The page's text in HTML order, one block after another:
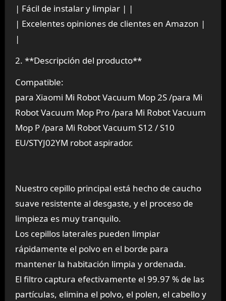
| Fácil de instalar y limpiar | |
| Excelentes opiniones de clientes en Amazon |
|
2. **Descripción del producto**
Compatible:
para Xiaomi Mi Robot Vacuum Mop 2S /para Mi
Robot Vacuum Mop Pro /para Mi Robot Vacuum
Mop P /para Mi Robot Vacuum S12 / S10
EU/STYJ02YM robot aspirador.
Nuestro cepillo principal está hecho de caucho
suave resistente al desgaste, y el proceso de
limpieza es muy tranquilo.
Los cepillos laterales pueden limpiar
rápidamente el polvo en el borde para
mantener la habitación limpia y ordenada.
El filtro captura efectivamente el 99.97 % de las
partículas, elimina el polvo, el polen, el cabello y